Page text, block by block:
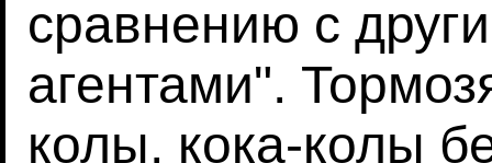
сравнению с
агентами".
колы, кока-колы